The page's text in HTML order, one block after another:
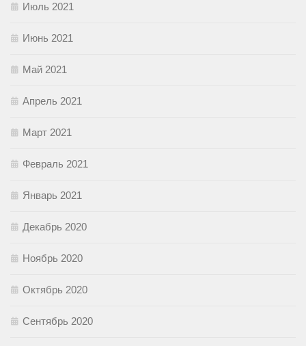
Июль 2021
Июнь 2021
Май 2021
Апрель 2021
Март 2021
Февраль 2021
Январь 2021
Декабрь 2020
Ноябрь 2020
Октябрь 2020
Сентябрь 2020